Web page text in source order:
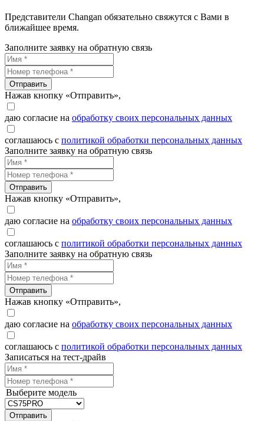
Представители Changan обязательно свяжутся с Вами в
ближайшее время.
Заполните заявку на обратную связь
Отправить
Нажав кнопку «Отправить»,
даю согласие на обработку своих персональных данных
соглашаюсь с политикой обработки персональных данных
Заполните заявку на обратную связь
Отправить
Нажав кнопку «Отправить»,
даю согласие на обработку своих персональных данных
соглашаюсь с политикой обработки персональных данных
Заполните заявку на обратную связь
Отправить
Нажав кнопку «Отправить»,
даю согласие на обработку своих персональных данных
соглашаюсь с политикой обработки персональных данных
Записаться на тест-драйв
Выберите модель
Отправить